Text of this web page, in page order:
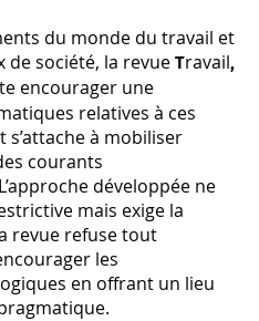
du monde du travail et
de société, la revue Travail,
encourager une
relatives à ces
à mobiliser
courants
développée ne
mais exige la
revue refuse tout
les
en offrant un lieu